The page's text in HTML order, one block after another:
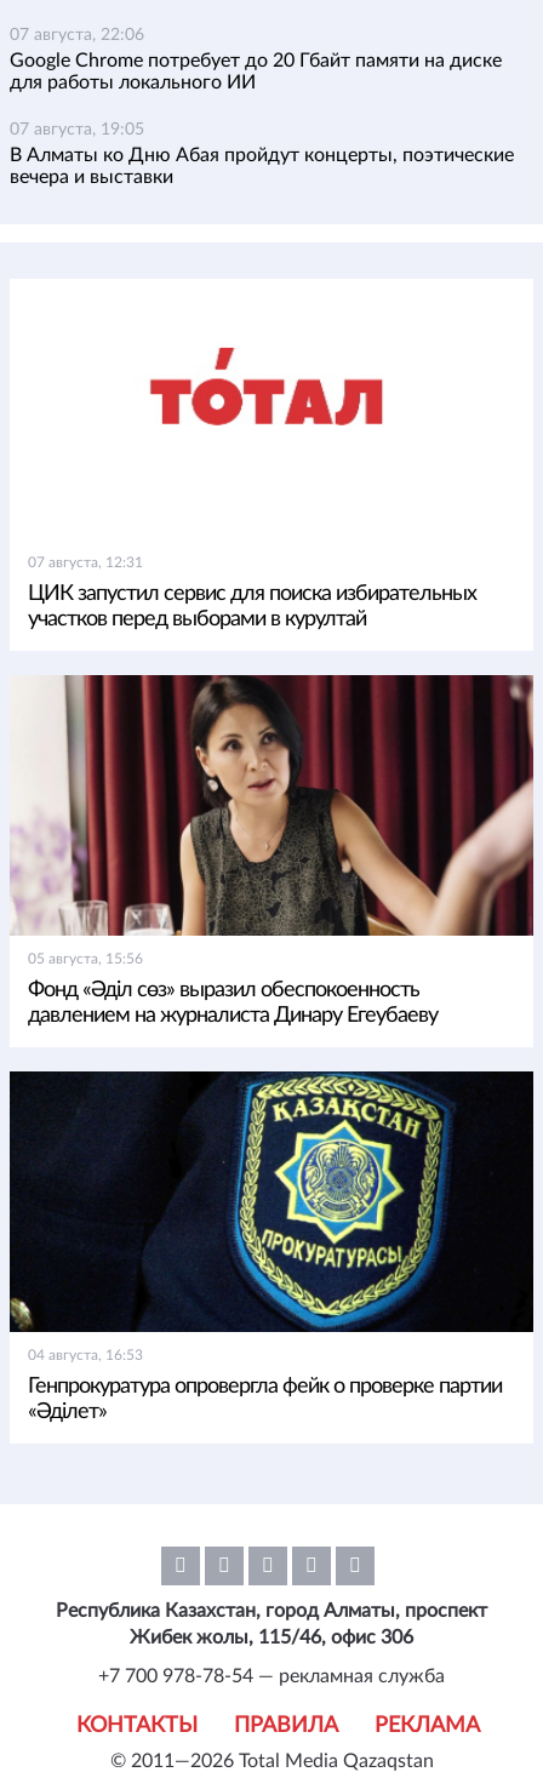
07 августа, 22:06
Google Chrome потребует до 20 Гбайт памяти на диске
для работы локального ИИ
07 августа, 19:05
В Алматы ко Дню Абая пройдут концерты, поэтические
вечера и выставки
07 августа, 12:31
ЦИК запустил сервис для поиска избирательных
участков перед выборами в курултай
05 августа, 15:56
Фонд «Әділ сөз» выразил обеспокоенность
давлением на журналиста Динару Егеубаеву
04 августа, 16:53
Генпрокуратура опровергла фейк о проверке партии
«Әділет»
© 2011—2026 Total Media Qazaqstan
КОНТАКТЫ ПРАВИЛА РЕКЛАМА
Республика Казахстан, город Алматы, проспект
Жибек жолы, 115/46, офис 306
+7 700 978-78-54 — рекламная служба